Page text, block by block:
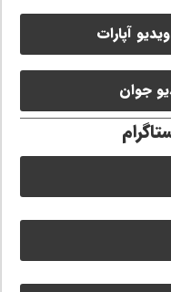
آپارات
جوان